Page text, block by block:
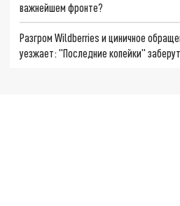
важнейшем фронте?
Разгром Wildberries и циничное
уезжает: "Последние копейки"